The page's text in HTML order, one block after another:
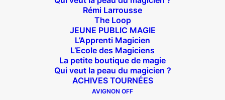
Rémi Larrousse
The Loop
JEUNE PUBLIC MAGIE
L’Apprenti Magicien
L’Ecole des Magiciens
La petite boutique de magie
Qui veut la peau du magicien ?
ACHIVES TOURNÉES
AVIGNON OFF
La Zone Indigo
Le goût de la framboise
Fin, fin et fin
The Loop
En tournée